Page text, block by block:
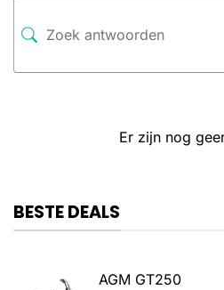
Er zijn nog
BESTE DEALS
AGM GT250